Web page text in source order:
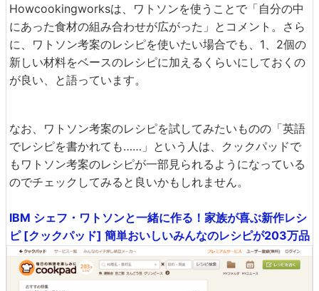
Howcookingworksは、ワトソンを使うことで「自分の中
にあった食材の組み合わせが広がった」とコメント。さら
に、ワトソン考案のレシピを使いたい場合でも、1、2個の
新しい材料をベースのレシピに加えるくらいにしておくの
が良い、と語っています。
なお、ワトソン考案のレシピを試してみたいものの「英語
でレシピを書かれても……」という人は、クックパッドで
もワトソン考案のレシピが一部見られるようになっている
のでチェックしてみると良いかもしれません。
IBM シェフ・ワトソンと一緒に作る！家族が喜ぶ新作レシ
ピ [クックパッド] 簡単おいしいみんなのレシピが203万品